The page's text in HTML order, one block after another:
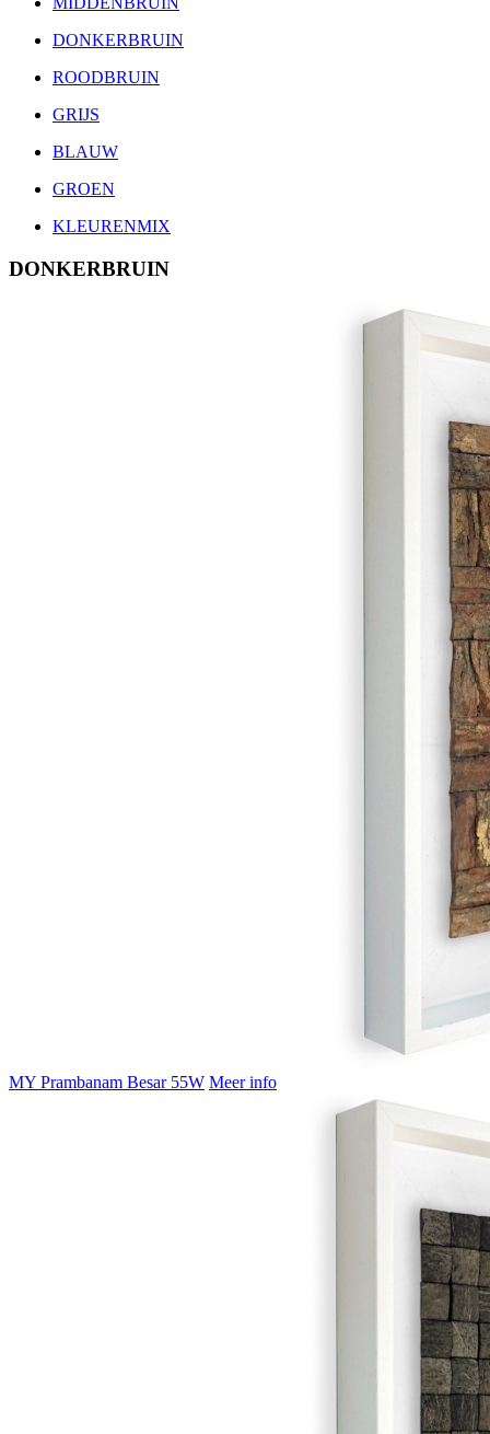
DONKERBRUIN
ROODBRUIN
GRIJS
BLAUW
GROEN
KLEURENMIX
DONKERBRUIN
MY Prambanam Besar 55W Meer info